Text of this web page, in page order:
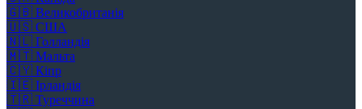
🇬🇧 Великобританія
🇺🇸 США
🇳🇱 Голландія
🇲🇹 Мальта
🇨🇾 Кіпр
🇮🇪 Ірландія
🇹🇷 Туреччина